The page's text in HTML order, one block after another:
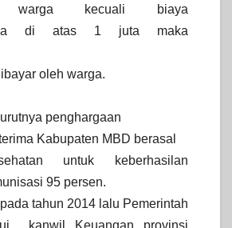
warga kecuali biaya
di atas 1 juta maka
oleh warga.
penghargaan
Kabupaten MBD berasal
untuk keberhasilan
95 persen.
tahun 2014 lalu Pemerintah